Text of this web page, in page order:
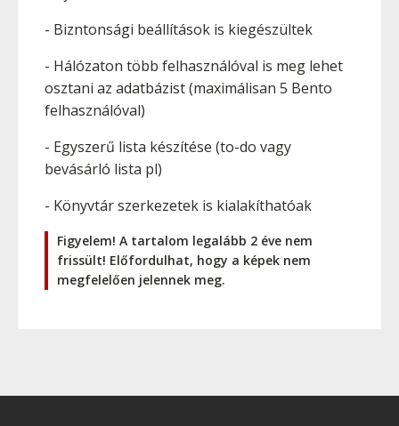
- Bizntonsági beállítások is kiegészültek
- Hálózaton több felhasználóval is meg lehet
osztani az adatbázist (maximálisan 5 Bento
felhasználóval)
- Egyszerű lista készítése (to-do vagy
bevásárló lista pl)
- Könyvtár szerkezetek is kialakíthatóak
Figyelem! A tartalom legalább 2 éve nem
frissült! Előfordulhat, hogy a képek nem
megfelelően jelennek meg.